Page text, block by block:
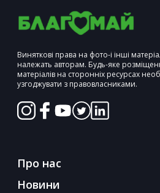
Виняткові права на фото-і інші
належать авторам. Будь-яке
матеріалів на сторонніх ресурсах
узгоджувати з правовласниками.
Про нас
Новини